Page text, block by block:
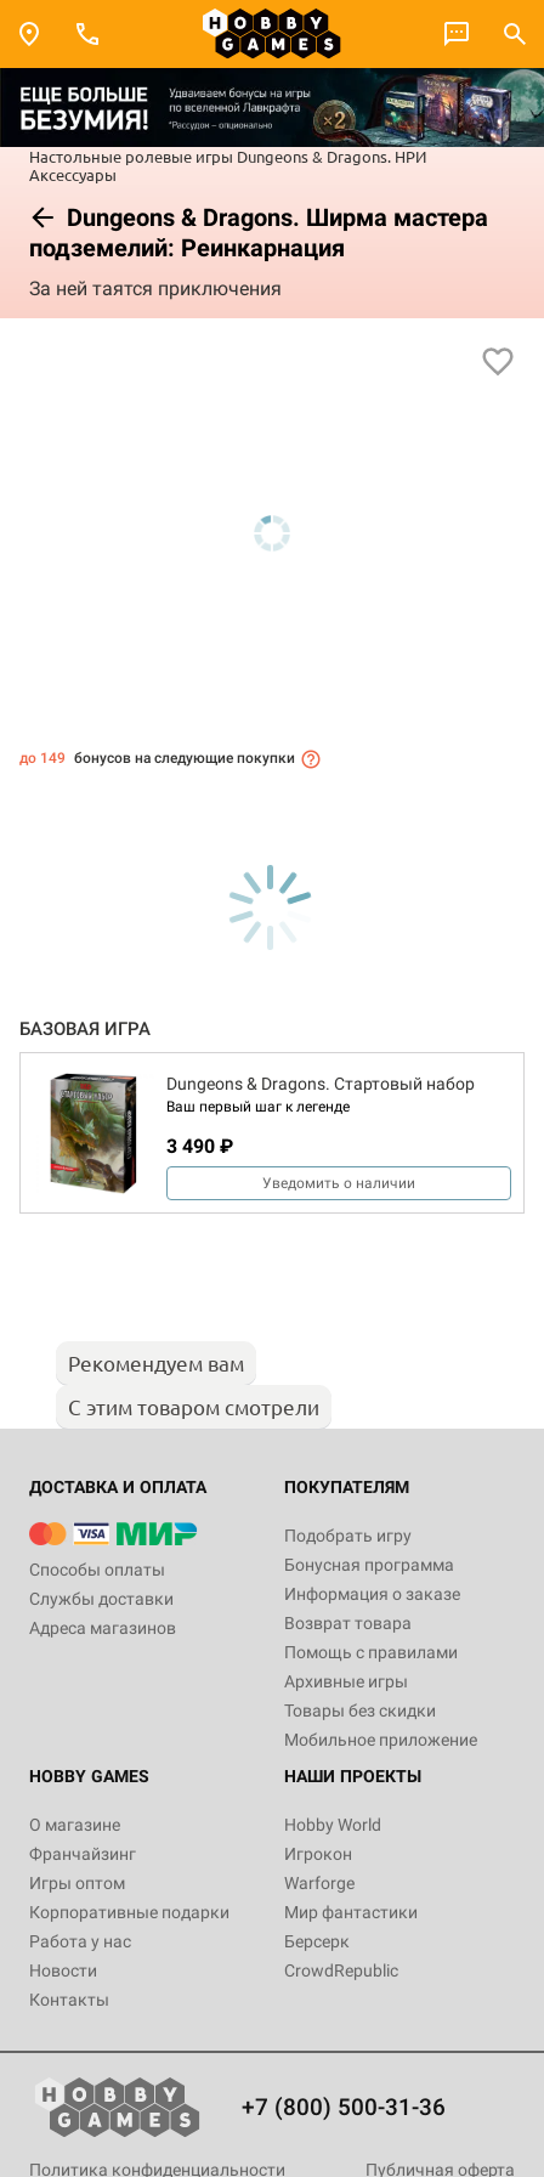
Настольные ролевые игры Dungeons & Dragons. НРИ
Аксессуары
Dungeons & Dragons. Ширма мастера
подземелий: Реинкарнация
За ней таятся приключения
до 149 бонусов на следующие покупки
БАЗОВАЯ ИГРА
Dungeons & Dragons. Стартовый набор
Ваш первый шаг к легенде
3 490 ₽
Уведомить о наличии
Рекомендуем вам
С этим товаром смотрели
ДОСТАВКА И ОПЛАТА
Способы оплаты
Службы доставки
Адреса магазинов
ПОКУПАТЕЛЯМ
Подобрать игру
Бонусная программа
Информация о заказе
Возврат товара
Помощь с правилами
Архивные игры
Товары без скидки
Мобильное приложение
HOBBY GAMES
О магазине
Франчайзинг
Игры оптом
Корпоративные подарки
Работа у нас
Новости
Контакты
НАШИ ПРОЕКТЫ
Hobby World
Игрокон
Warforge
Мир фантастики
Берсерк
CrowdRepublic
+7 (800) 500-31-36
Политика конфиденциальности Публичная оферта